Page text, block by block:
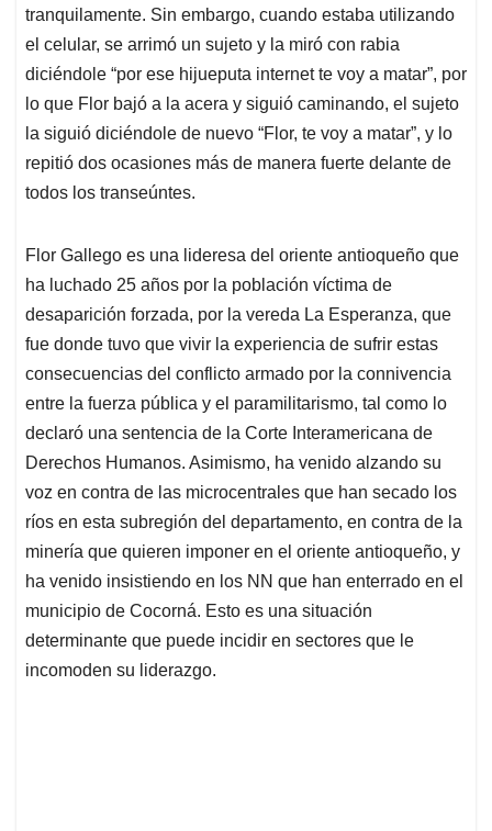
tranquilamente. Sin embargo, cuando estaba utilizando
el celular, se arrimó un sujeto y la miró con rabia
diciéndole “por ese hijueputa internet te voy a matar”, por
lo que Flor bajó a la acera y siguió caminando, el sujeto
la siguió diciéndole de nuevo “Flor, te voy a matar”, y lo
repitió dos ocasiones más de manera fuerte delante de
todos los transeúntes.
Flor Gallego es una lideresa del oriente antioqueño que
ha luchado 25 años por la población víctima de
desaparición forzada, por la vereda La Esperanza, que
fue donde tuvo que vivir la experiencia de sufrir estas
consecuencias del conflicto armado por la connivencia
entre la fuerza pública y el paramilitarismo, tal como lo
declaró una sentencia de la Corte Interamericana de
Derechos Humanos. Asimismo, ha venido alzando su
voz en contra de las microcentrales que han secado los
ríos en esta subregión del departamento, en contra de la
minería que quieren imponer en el oriente antioqueño, y
ha venido insistiendo en los NN que han enterrado en el
municipio de Cocorná. Esto es una situación
determinante que puede incidir en sectores que le
incomoden su liderazgo.